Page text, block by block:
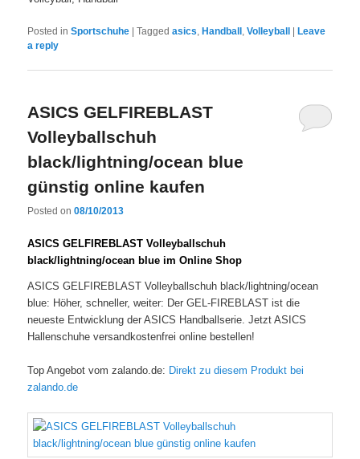
Posted in Sportschuhe |Tagged asics ,Handball ,Volleyball |Leave
a reply
ASICS GELFIREBLAST
Volleyballschuh
black/lightning/ocean blue
günstig online kaufen
Posted on08/10/2013
ASICS GELFIREBLAST Volleyballschuh
black/lightning/ocean blue im Online Shop
ASICS GELFIREBLAST Volleyballschuh black/lightning/ocean
blue: Höher, schneller, weiter: Der GEL-FIREBLAST ist die
neueste Entwicklung der ASICS Handballserie. Jetzt ASICS
Hallenschuhe versandkostenfrei online bestellen!
Top Angebot vom zalando.de: Direkt zu diesem Produkt bei
zalando.de